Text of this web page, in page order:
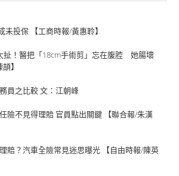
投保 【工商時報/黃惠聆】
扯！醫把「18cm手術剪」忘在腹腔 她腸壞
】
員之比較 文：江朝峰
險不見得理賠 官員點出關鍵 【聯合報/朱漢
賠？汽車全險常見迷思曝光 【自由時報/陳英